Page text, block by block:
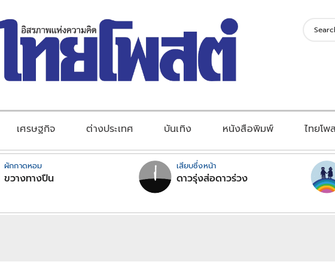
เศรษฐกิจ ต่างประเทศ บันเทิง หนังสือพิมพ์ ไทยโ
ผักกาดหอม
ขวางทางปืน
เสียบซึ่งหน้า
ดาวรุ่งส่อดาวร่วง